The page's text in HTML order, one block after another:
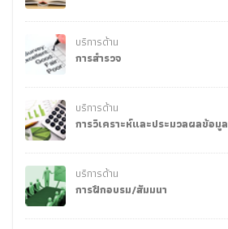
บริการด้าน
การสำรวจ
บริการด้าน
การวิเคราะห์และประมวลผลข้อมูล
บริการด้าน
การฝึกอบรม/สัมมนา